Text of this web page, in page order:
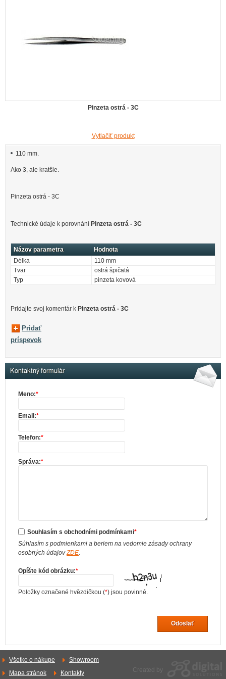
Pinzeta ostrá - 3C
Vytlačiť produkt
110 mm.
Ako 3, ale kratšie.
Pinzeta ostrá - 3C
Technické údaje k porovnání Pinzeta ostrá - 3C
Názov parametra
Hodnota
Délka
110 mm
Tvar
ostrá špičatá
Typ
pinzeta kovová
Pridajte svoj ​​komentár k Pinzeta ostrá - 3C
Pridať
príspevok
Kontaktný formulár
Meno:*
Email:*
Telefon:*
Správa:*
Souhlasím s obchodními podmínkami*
Súhlasím s podmienkami a beriem na vedomie zásady ochrany
osobných údajovZDE.
Opíšte kód obrázku:*
Položky označené hvězdičkou (*) jsou povinné.
Odoslať
Všetko o nákupe
Showroom
Mapa stránok
Kontakty Created by